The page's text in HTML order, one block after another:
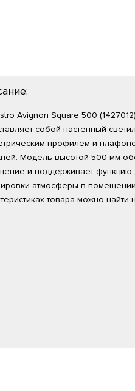
Avignon Square 500
собой настенный
профилем и
Модель высотой 500 мм
и поддерживает функцию
атмосферы в
товара можно найти